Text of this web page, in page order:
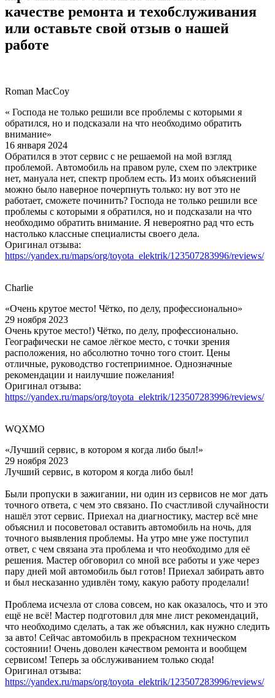
качестве ремонта и техобслуживания
или оставьте свой отзыв о нашей
работе
Roman MacCoy
« Господа не только решили все проблемы с которыми я
обратился, но и подсказали на что необходимо обратить
внимание»
16 января 2024
Обратился в этот сервис с не решаемой на мой взгляд
проблемой. Автомобиль на правом руле, схем по электрике
нет, мануала нет, спектр проблем есть. Из моих объяснений
можно было наверное почерпнуть только: ну вот это не
работает, сможете починить? Господа не только решили все
проблемы с которыми я обратился, но и подсказали на что
необходимо обратить внимание. Я невероятно рад что есть
настолько классные специалисты своего дела.
Оригинал отзыва:
https://yandex.ru/maps/org/toyota_elektrik/123507283996/reviews/
Charlie
«Очень крутое место! Чётко, по делу, профессионально»
29 ноября 2023
Очень крутое место!) Чётко, по делу, профессионально.
Географически не самое лёгкое место, с точки зрения
расположения, но абсолютно точно того стоит. Цены
отличные, руководство гостеприимное. Однозначные
рекомендации и наилучшие пожелания!
Оригинал отзыва:
https://yandex.ru/maps/org/toyota_elektrik/123507283996/reviews/
WQXMO
«Лучший сервис, в котором я когда либо был!»
29 ноября 2023
Лучший сервис, в котором я когда либо был!
Были пропуски в зажигании, ни один из сервисов не мог дать
точного ответа, с чем это связано. По счастливой случайности
нашёл этот сервис. Приехал на диагностику, мастер всё мне
объяснил и посоветовал оставить автомобиль на ночь, для
точного выявления проблемы. На утро мне уже поступил
ответ, с чем связана эта проблема и что необходимо для её
решения. Мастер обговорил со мной все работы и уже через
пару дней мой автомобиль был готов! Приехал забирать авто
и был несказанно удивлён тому, какую работу проделали!
Проблема исчезла от слова совсем, но как оказалось, что и это
ещё не всё! Мастер подготовил для мне лист рекомендаций,
что необходимо сделать, а так же объяснил, как нужно следить
за авто! Сейчас автомобиль в прекрасном техническом
состоянии! Очень доволен качеством ремонта и вообщем
сервисом! Теперь за обслуживанием только сюда!
Оригинал отзыва:
https://yandex.ru/maps/org/toyota_elektrik/123507283996/reviews/